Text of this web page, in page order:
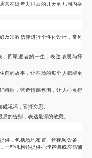
常在逝者去世后的几天至几周内举
及宗教信仰进行个性化设计，常见
，回顾逝者的一生，表达哀思与怀
前的故事，让在场的每个人都能更
诗歌，营造情感氛围，让人心灵得
祝福，寄托哀思。
的告别，表达最深的敬意。
供，包括场地布置、音视频设备、
一些机构还提供心理咨询或哀伤辅